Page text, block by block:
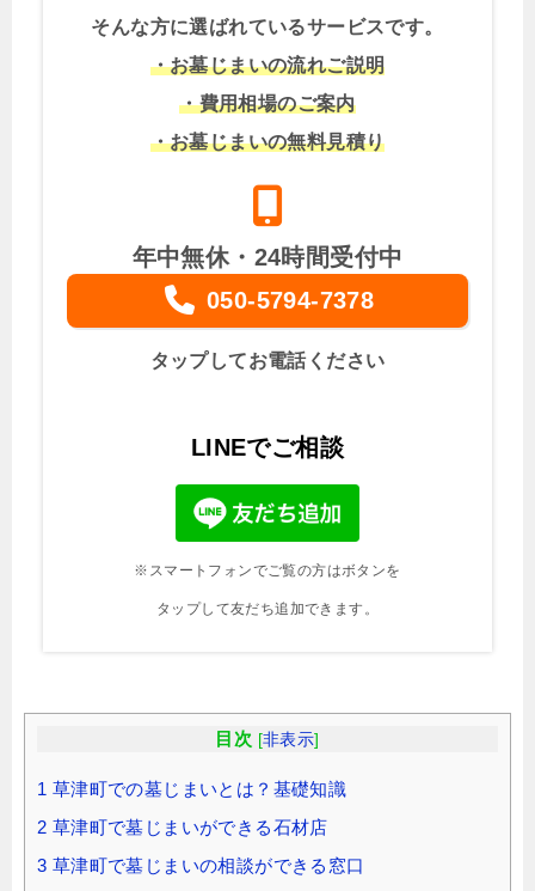
そんな方に選ばれているサービスです。
・お墓じまいの流れご説明
・費用相場のご案内
・お墓じまいの無料見積り
年中無休・24時間受付中
050-5794-7378
タップしてお電話ください
LINEでご相談
※スマートフォンでご覧の方はボタンを
タップして友だち追加できます。
目次 [非表示]
1 草津町での墓じまいとは？基礎知識
2 草津町で墓じまいができる石材店
3 草津町で墓じまいの相談ができる窓口